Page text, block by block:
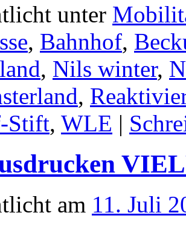
unter
, Bahnhof,
, Nils winter,
,
Stift, WLE |
am 11. Juli